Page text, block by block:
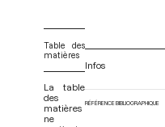
Table des
matières
La table
des
matières
ne
Infos
RÉFÉRENCE BIBLIOGRAPHIQUE